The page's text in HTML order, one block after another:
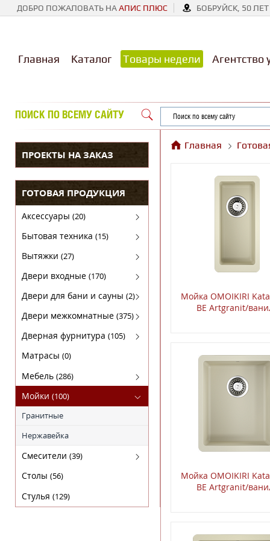
ДОБРО ПОЖАЛОВАТЬ НААПИС ПЛЮС БОБРУЙСК, 50
Главная Каталог Товары недели Агентство
ПОИСК ПО ВСЕМУ САЙТУ
ПРОЕКТЫ НА ЗАКАЗ
ГОТОВАЯ ПРОДУКЦИЯ
Аксессуары (20)
Аксессуары для бытовой техники
Бытовая техника (15)
Духовые шкафы
Кофемашины
Микроволновки
Поверхности газовые
Поверхности электрические
Холодильники
Вытяжки (27)
FABER
KRONA
SHINDO
TEKA
Двери входные (170)
Luxor(Люксор)
Гарда
МагнаБел
ПРОМЕТ
Сталлер
Двери для бани и сауны (2)
Двери для бани
Двери межкомнатные (375)
Амати
Бона
Двери из массива ольхи
Массив сосны
Экошпон STARK
Экошпон DEFORM
Экошпон PORTAS
ЭКОШПОН СЕРИЯ "F"
ЭКОШПОН СЕРИЯ "L"
Дверная фурнитура (105)
Arni (Арни)
Arni Lux
Lockit (Локит)
VELA (ВЕЛА)
Нора-M
Матрасы (0)
Мебель (286)
Комплекты
Кресла
Кровати
Мебель Sheffilton
Мебель для ванных комнат
Прихожие
Мойки (100)
Гранитные
Нержавейка
Смесители (39)
Для кухни
Столы (56)
Стулья (129)
Главная
Мойкa OMOIKIRI
BE Artgranit/
Мойкa OMOIKIRI
BE Artgranit/